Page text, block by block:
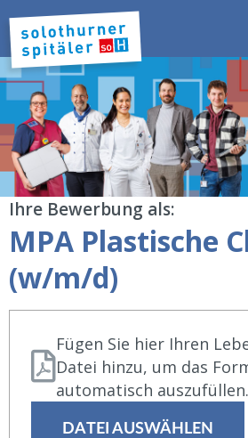
Ihre Bewerbung als:
MPA Plastische
(w/m/d)
Fügen Sie hier Ihren
Datei hinzu, um das
automatisch auszufüllen.
DATEI AUSWÄHLEN